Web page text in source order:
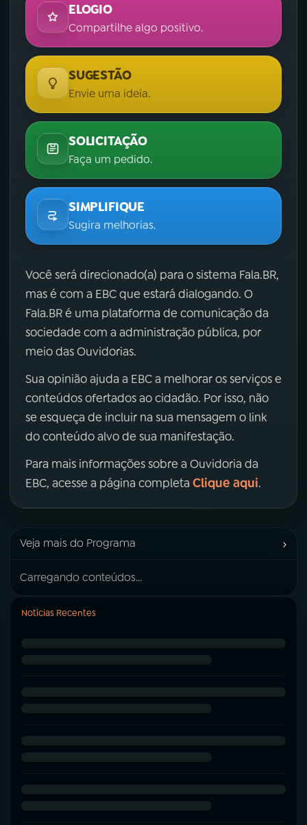
ELOGIO
Compartilhe algo positivo.
SUGESTÃO
Envie uma ideia.
SOLICITAÇÃO
Faça um pedido.
SIMPLIFIQUE
Sugira melhorias.
Você será direcionado(a) para o sistema Fala.BR,
mas é com a EBC que estará dialogando. O
Fala.BR é uma plataforma de comunicação da
sociedade com a administração pública, por
meio das Ouvidorias.
Sua opinião ajuda a EBC a melhorar os serviços e
conteúdos ofertados ao cidadão. Por isso, não
se esqueça de incluir na sua mensagem o link
do conteúdo alvo de sua manifestação.
Para mais informações sobre a Ouvidoria da
EBC, acesse a página completa Clique aqui.
Veja mais do Programa ›
Carregando conteúdos...
Notícias Recentes